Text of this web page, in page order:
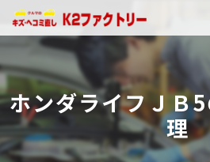
ホンダライフＪＢ
理